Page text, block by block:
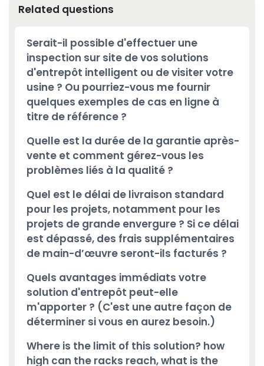
Related questions
Serait-il possible d'effectuer une
inspection sur site de vos solutions
d'entrepôt intelligent ou de visiter votre
usine ? Ou pourriez-vous me fournir
quelques exemples de cas en ligne à
titre de référence ?
Quelle est la durée de la garantie après-
vente et comment gérez-vous les
problèmes liés à la qualité ?
Quel est le délai de livraison standard
pour les projets, notamment pour les
projets de grande envergure ? Si ce délai
est dépassé, des frais supplémentaires
de main-d’œuvre seront-ils facturés ?
Quels avantages immédiats votre
solution d'entrepôt peut-elle
m'apporter ? (C'est une autre façon de
déterminer si vous en aurez besoin.)
Where is the limit of this solution? how
high can the racks reach, what is the